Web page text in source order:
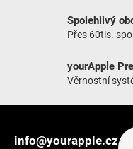
Spolehlivý
Přes 60tis.
yourApple
Věrnostní
info@yourapple.cz